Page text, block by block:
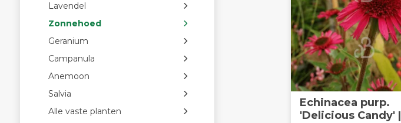
Lavendel
Zonnehoed
Geranium
Campanula
Anemoon
Salvia
Alle vaste planten
Echinacea purp.
'Delicious Candy' |